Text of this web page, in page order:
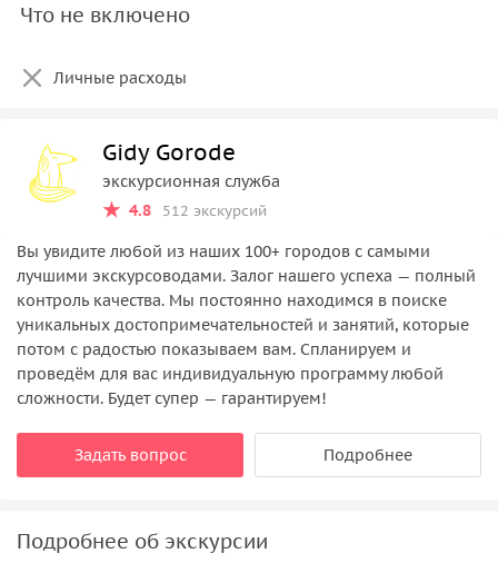
Что не включено
Личные расходы
Gidy Gorode
экскурсионная служба
4.8
512 экскурсий
Вы увидите любой из наших 100+ городов с самыми
лучшими экскурсоводами. Залог нашего успеха — полный
контроль качества. Мы постоянно находимся в поиске
уникальных достопримечательностей и занятий, которые
потом с радостью показываем вам. Спланируем и
проведём для вас индивидуальную программу любой
сложности. Будет супер — гарантируем!
Задать вопрос Подробнее
Подробнее об экскурсии